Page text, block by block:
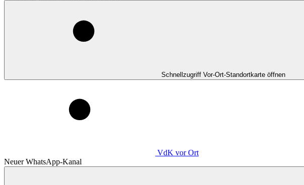
Schnellzugriff Vor-Ort-Standortkarte öffnen
VdK vor Ort
Neuer WhatsApp-Kanal